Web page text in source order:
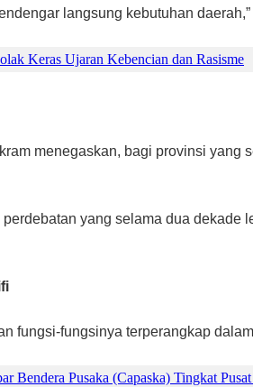
langsung kebutuhan daerah,”
Keras Ujaran Kebencian dan Rasisme
menegaskan, bagi provinsi yang
yang selama dua dekade
fungsi-fungsinya terperangkap
Bendera Pusaka (Capaska) Tingkat